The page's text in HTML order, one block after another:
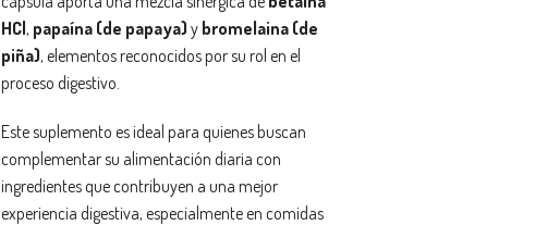
HCl, papaína (de papaya) y bromelaina (de
piña), elementos reconocidos por su rol en el
proceso digestivo.
Este suplemento es ideal para quienes buscan
complementar su alimentación diaria con
ingredientes que contribuyen a una mejor
experiencia digestiva, especialmente en comidas